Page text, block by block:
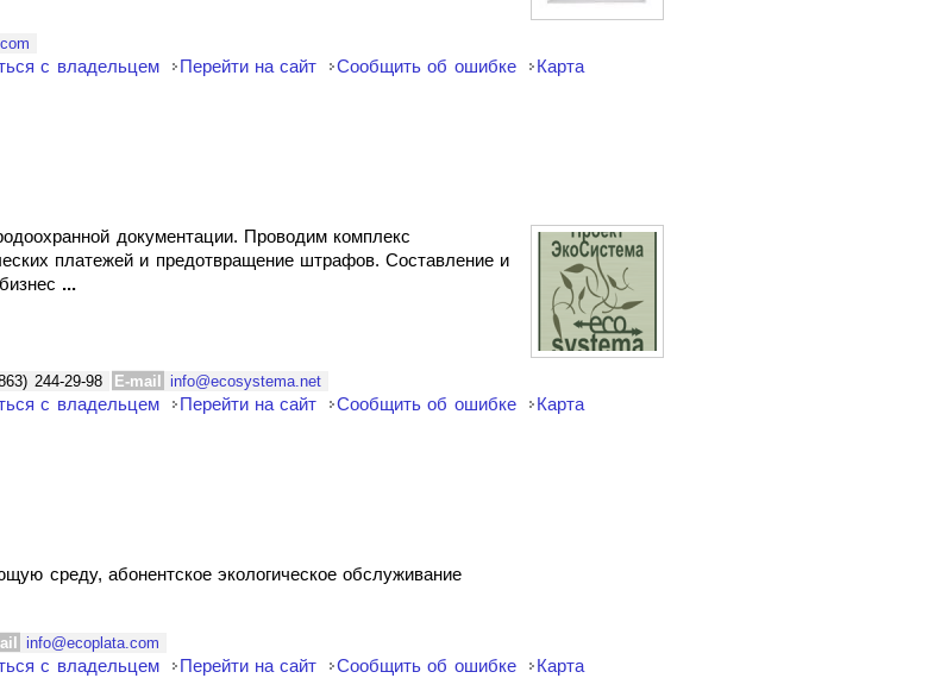
с владельцем Перейти на сайт Сообщить об ошибке Карта
документации. Проводим комплекс
платежей и предотвращение штрафов. Составление и
...
244-29-98 E-mail info@ecosystema.net
с владельцем Перейти на сайт Сообщить об ошибке Карта
среду, абонентское экологическое обслуживание
info@ecoplata.com
с владельцем Перейти на сайт Сообщить об ошибке Карта